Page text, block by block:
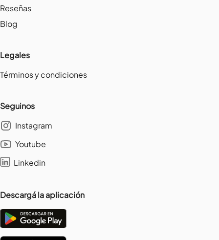
Reseñas
Blog
Legales
Términos y condiciones
Seguinos
Instagram
Youtube
Linkedin
Descargá la aplicación